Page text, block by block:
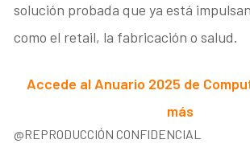
solución probada que ya está
como el retail, la fabricación o salud.
Accede al Anuario 2025 de
más
@REPRODUCCIÓN CONFIDENCIAL